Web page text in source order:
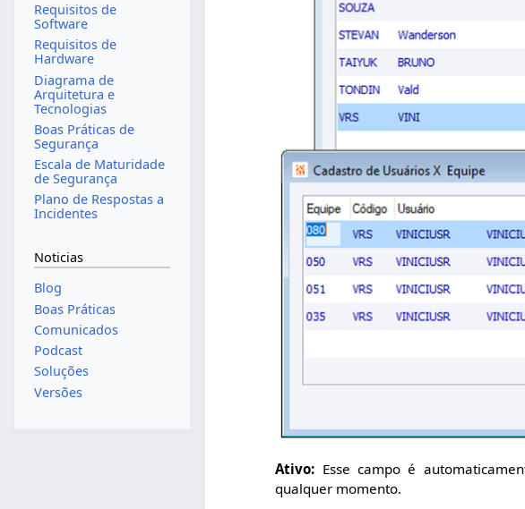
Ativo: Esse campo é
qualquer momento.
Requisitos de
Software
Requisitos de
Hardware
Diagrama de
Arquitetura e
Tecnologias
Boas Práticas de
Segurança
Escala de Maturidade
de Segurança
Plano de Respostas a
Incidentes
Noticias
Blog
Boas Práticas
Comunicados
Podcast
Soluções
Versões